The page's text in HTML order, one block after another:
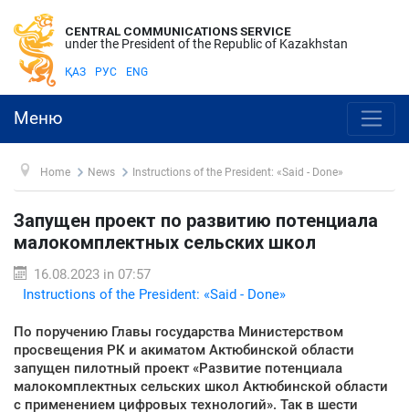
CENTRAL COMMUNICATIONS SERVICE
under the President of the Republic of Kazakhstan
ҚАЗ РУС ENG
Меню
Home News Instructions of the President: «Said - Done»
Запущен проект по развитию потенциала
малокомплектных сельских школ
16.08.2023 in 07:57
Instructions of the President: «Said - Done»
️По поручению Главы государства Министерством
просвещения РК и акиматом Актюбинской области
запущен пилотный проект «Развитие потенциала
малокомплектных сельских школ Актюбинской области
с применением цифровых технологий». Так в шести